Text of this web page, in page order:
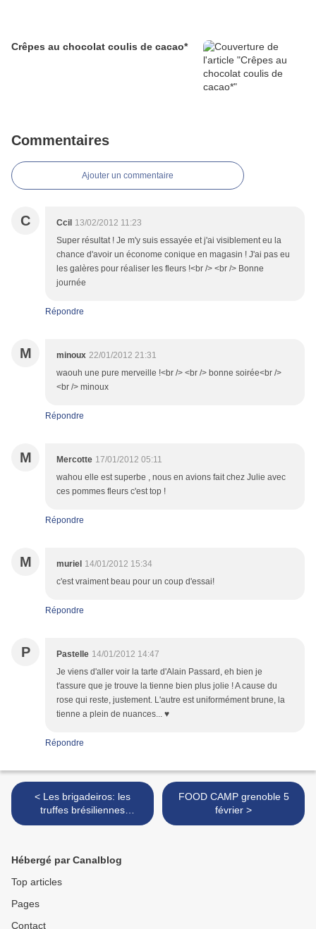
Crêpes au chocolat coulis de cacao*
Commentaires
Ajouter un commentaire
C Ccil 13/02/2012 11:23
Super résultat ! Je m'y suis essayée et j'ai visiblement eu la
chance d'avoir un économe conique en magasin ! J'ai pas eu
les galères pour réaliser les fleurs !<br /> <br /> Bonne
journée
Répondre
M minoux 22/01/2012 21:31
waouh une pure merveille !<br /> <br /> bonne soirée<br />
<br /> minoux
Répondre
M Mercotte 17/01/2012 05:11
wahou elle est superbe , nous en avions fait chez Julie avec
ces pommes fleurs c'est top !
Répondre
M muriel 14/01/2012 15:34
c'est vraiment beau pour un coup d'essai!
Répondre
P Pastelle 14/01/2012 14:47
Je viens d'aller voir la tarte d'Alain Passard, eh bien je
t'assure que je trouve la tienne bien plus jolie ! A cause du
rose qui reste, justement. L'autre est uniformément brune, la
tienne a plein de nuances... ♥
Répondre
< Les brigadeiros: les
truffes brésiliennes
caramel-chocolat*
FOOD CAMP grenoble 5
février >
Hébergé par Canalblog
Top articles
Pages
Contact